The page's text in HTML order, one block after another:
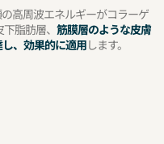
高周波エネルギーがコラーゲ
脂肪層、 筋膜層のような皮膚
、効果的に適用します。